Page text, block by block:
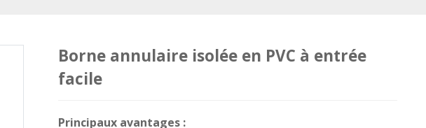
Borne annulaire isolée en PVC à entrée
facile
Principaux avantages :